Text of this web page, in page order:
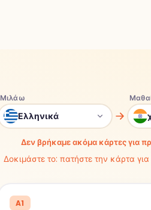
Μιλάω
Ελληνικά
Δεν βρήκαμε ακόμα κάρτες για
Δοκιμάστε το: πατήστε την κάρτα
A1